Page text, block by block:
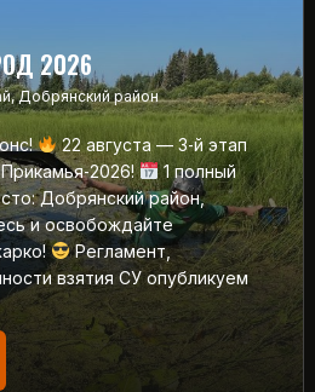
2026
Добрянский район
22 августа — 3‑й этап
1 полный
Добрянский район,
и освобождайте
Регламент,
взятия СУ опубликуем